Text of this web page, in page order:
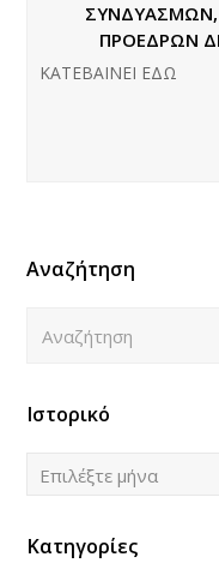
ΠΡΟΕΔΡΩΝ
ΚΑΤΕΒΑΙΝΕΙ ΕΔΩ
Αναζήτηση
Ιστορικό
Ιστορικό
Επιλέξτε μήνα
Κατηγορίες